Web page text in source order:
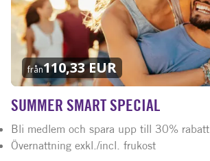
från110,33 EUR
SUMMER SMART SPECIAL
Bli medlem och spara upp till 30% rabatt
Övernattning exkl./incl. frukost